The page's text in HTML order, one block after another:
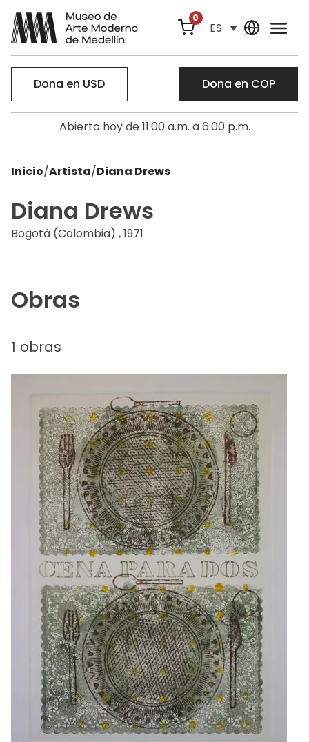
0
ES
Dona en USD Dona en COP
Abierto hoy de 11:00 a.m. a 6:00 p.m.
Inicio/Artista/Diana Drews
Diana Drews
Bogotá (Colombia) , 1971
Obras
1 obras